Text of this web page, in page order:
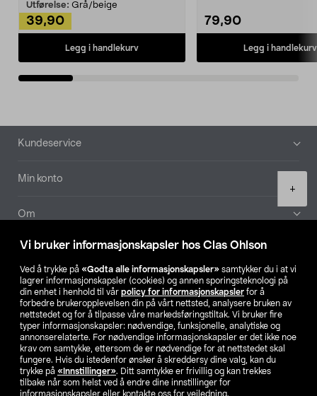
Vi bruker informasjonskapsler hos Clas Ohlson
Ved å trykke på «Godta alle informasjonskapsler» samtykker du i at vi
lagrer informasjonskapsler (cookies) og annen sporingsteknologi på
din enhet i henhold til vår policy for informasjonskapsler for å
forbedre brukeropplevelsen din på vårt nettsted, analysere bruken av
nettstedet og for å tilpasse våre markedsføringstiltak. Vi bruker fire
typer informasjonskapsler: nødvendige, funksjonelle, analytiske og
annonserelaterte. For nødvendige informasjonskapsler er det ikke noe
krav om samtykke, ettersom de er nødvendige for at nettstedet skal
fungere. Hvis du istedenfor ønsker å skreddersy dine valg, kan du
trykke på «Innstillinger». Ditt samtykke er frivillig og kan trekkes
tilbake når som helst ved å endre dine innstillinger for
informasjonskapsler eller kontakte oss for veiledning.
+
Utførelse: Grå/beige
39,90
Legg i handlekurv
79,90
Legg i handlekurv
Bunntekst
Kundeservice
Min konto
Om
Aktuelt
Våre selskaper
Finn din butikk
SE NO FI